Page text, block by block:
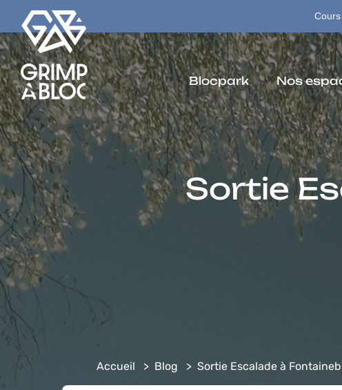
Blocpark Nos
Sortie
Accueil > Blog > Sortie Escalade à